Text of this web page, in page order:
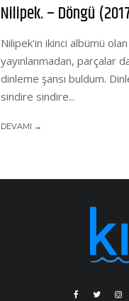
Nilipek. – Döngü
Nilipek‘in ikinci albümü
yayınlanmadan, parçalar
dinleme şansı buldum.
sindire sindire...
DEVAMI →